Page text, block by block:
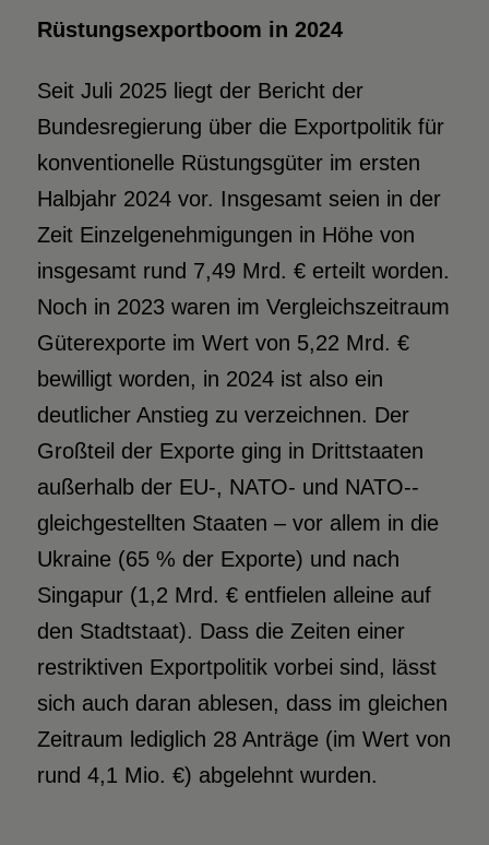
Rüstungsexportboom in 2024
Seit Juli 2025 liegt der Bericht der
Bundesregierung über die Exportpolitik für
konventionelle Rüstungsgüter im ersten
Halbjahr 2024 vor. Insgesamt seien in der
Zeit Einzelgenehmigungen in Höhe von
insgesamt rund 7,49 Mrd. € erteilt worden.
Noch in 2023 waren im Vergleichszeitraum
Güterexporte im Wert von 5,22 Mrd. €
bewilligt worden, in 2024 ist also ein
deutlicher Anstieg zu verzeichnen. Der
Großteil der Exporte ging in Drittstaaten
außerhalb der EU-, NATO- und NATO-­
gleichgestellten Staaten – vor allem in die
Ukraine (65 % der Exporte) und nach
Singapur (1,2 Mrd. € entfielen alleine auf
den Stadtstaat). Dass die Zeiten einer
restriktiven Exportpolitik vorbei sind, lässt
sich auch daran ablesen, dass im gleichen
Zeitraum lediglich 28 Anträge (im Wert von
rund 4,1 Mio. €) abgelehnt wurden.